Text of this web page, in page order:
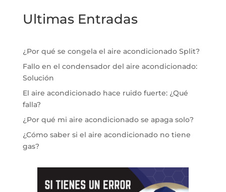
Ultimas Entradas
¿Por qué se congela el aire acondicionado Split?
Fallo en el condensador del aire acondicionado:
Solución
El aire acondicionado hace ruido fuerte: ¿Qué
falla?
¿Por qué mi aire acondicionado se apaga solo?
¿Cómo saber si el aire acondicionado no tiene
gas?